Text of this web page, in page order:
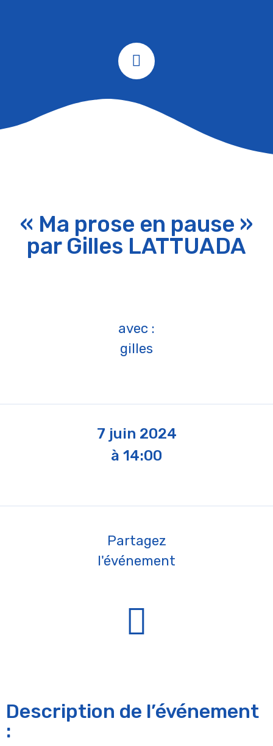
« Ma prose en pause »
par Gilles LATTUADA
avec :
gilles
7 juin 2024
à 14:00
Partagez
l'événement
Description de l’événement
: